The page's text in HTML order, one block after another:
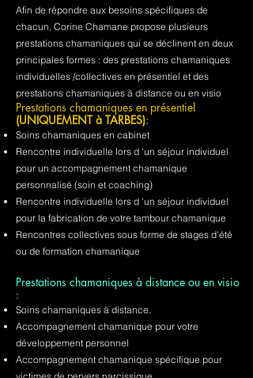
Afin de répondre aux besoins spécifiques de
chacun, Corine Chamane propose plusieurs
prestations chamaniques qui se déclinent en deux
principales formes : des prestations chamaniques
individuelles /collectives en présentiel et des
prestations chamaniques à distance ou en visio
Prestations chamaniques en présentiel
(UNIQUEMENT à TARBES):
Soins chamaniques en cabinet
Rencontre individuelle lors d 'un séjour individuel
pour un accompagnement chamanique
personnalisé (soin et coaching)
Rencontre individuelle lors d 'un séjour individuel
pour la fabrication de votre tambour chamanique
Rencontres collectives sous forme de stages d'été
ou de formation chamanique
Prestations chamaniques à distance ou en visio
:
Soins chamaniques à distance.
Accompagnement chamanique pour votre
développement personnel
Accompagnement chamanique spécifique pour